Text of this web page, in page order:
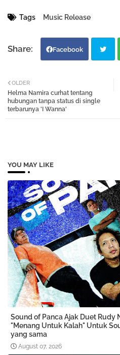
Tags Music Release
Facebook
OLDER
Helma Namira curhat tentang
hubungan tanpa status di single
terbarunya 'I Wanna'
YOU MAY LIKE
Sound of Panca Ajak Duet Rudy
"Menang Untuk Kalah" Untuk
yang sama
August 07, 2026